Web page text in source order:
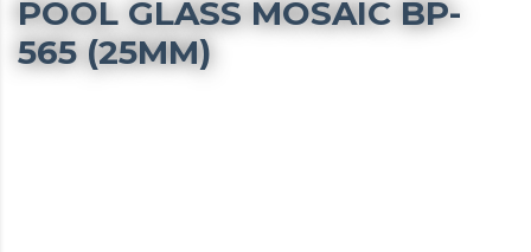
POOL GLASS MOSAIC BP-
565 (25MM)